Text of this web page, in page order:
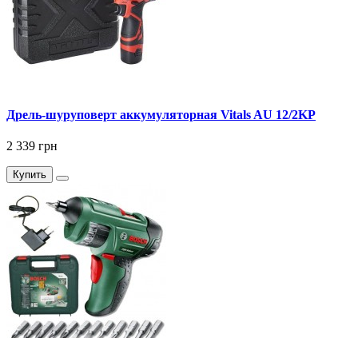
Дрель-шуруповерт аккумуляторная Vitals AU 12/2KP
2 339 грн
Купить